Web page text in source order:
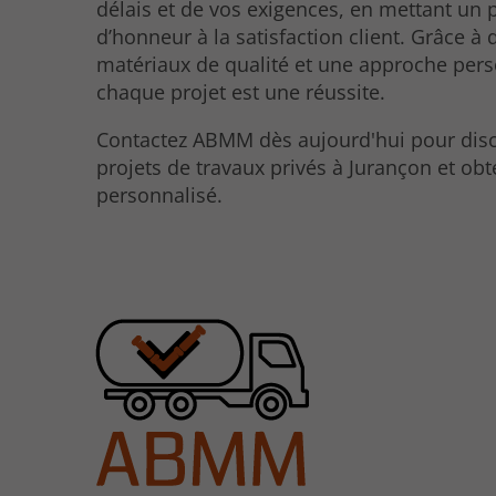
délais et de vos exigences, en mettant un
d’honneur à la satisfaction client. Grâce à
matériaux de qualité et une approche
chaque projet est une réussite.
Contactez ABMM dès aujourd'hui pour
projets de travaux privés à Jurançon et
personnalisé.